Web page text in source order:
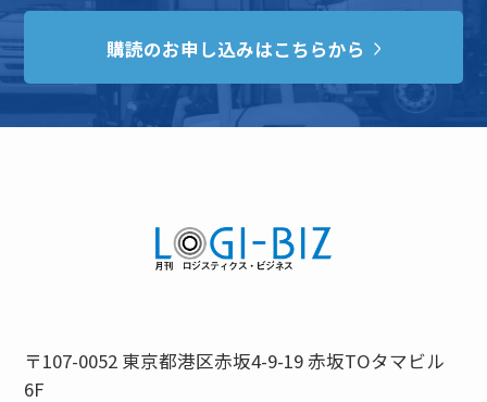
購読のお申し込みはこちらから
〒107-0052 東京都港区赤坂4-9-19 赤坂TOタマビル
6F